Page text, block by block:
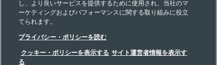
し、より良いサービスを提供するために使用され、当社のマ
ーケティングおよびパフォーマンスに関する取り組みに役立
てられます。
プライバシー・ポリシーを読む
クッキー・ポリシーを表示する サイト運営者情報を表示す
る